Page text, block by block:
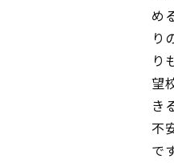
め
り
り
望
き
不
で